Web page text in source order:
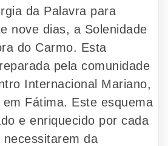
da Palavra para
nove dias, a Solenidade
do Carmo. Esta
pela comunidade
Internacional Mariano,
Fátima. Este esquema
e enriquecido por cada
da